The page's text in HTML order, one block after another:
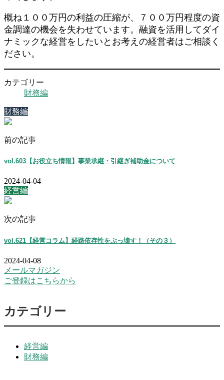
概ね１００万円の利益の圧縮が、７００万円程度の資
金調達の機会を失わせています。融資を活用してダイ
ナミックな経営をしたいとお考えの経営者はご相談く
ださい。
カテゴリー
財務編
財務編
前の記事
vol.603【お役立ち情報】事業承継・引継ぎ補助金について
2024-04-04
経営編
次の記事
vol.621【経営コラム】経路依存性をぶっ壊す！（その３）
2024-04-08
メールマガジン
ご登録はこちらから
カテゴリー
経営編
財務編